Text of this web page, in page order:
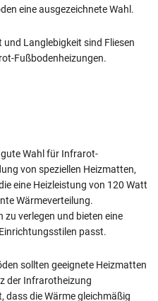
eine ausgezeichnete Wahl.
Langlebigkeit sind Fliesen
Fußbodenheizungen.
Wahl für Infrarot-
von speziellen Heizmatten,
eine Heizleistung von 120 Watt
Wärmeverteilung.
verlegen und bieten eine
passt.
sollten geeignete Heizmatten
der Infrarotheizung
dass die Wärme gleichmäßig